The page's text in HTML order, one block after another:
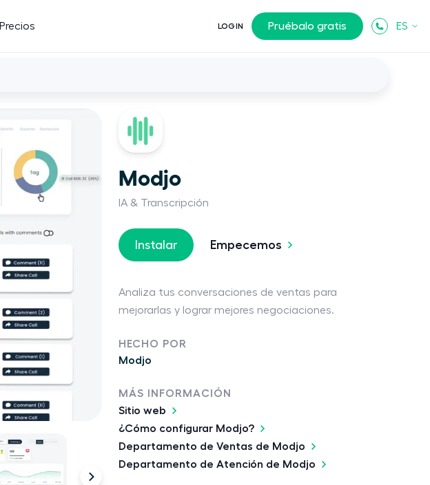
Precios LOGIN Pruébalo gratis ES
Modjo
IA & Transcripción
Instalar Empecemos
Analiza tus conversaciones de ventas para
mejorarlas y lograr mejores negociaciones.
HECHO POR
Modjo
MÁS INFORMACIÓN
Sitio web
¿Cómo configurar Modjo?
Departamento de Ventas de Modjo
Departamento de Atención de Modjo